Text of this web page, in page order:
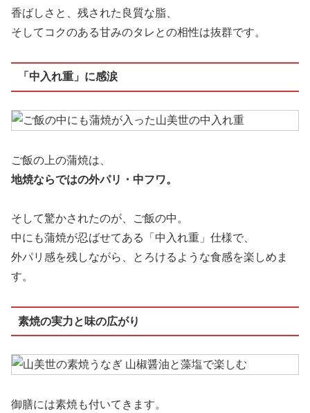
香ばしさと、残された良質な脂、
そしてコクのある甘みのタレとの相性は抜群です。
「中入れ重」に感涙
ご飯の上の蒲焼は、
地焼ならではの外パリ・中フワ。
そして驚かされたのが、ご飯の中。
中にも蒲焼が忍ばせてある「中入れ重」仕様で、
外パリ感を残しながら、とろけるような食感を楽しめま
す。
素焼の実力と味の広がり
御膳には素焼も付いてきます。